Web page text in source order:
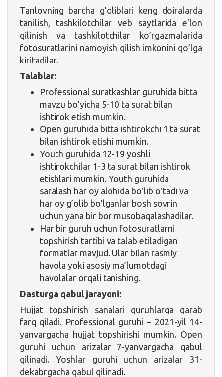
Tanlovning barcha g’oliblari keng doiralarda
tanilish, tashkilotchilar veb saytlarida e’lon
qilinish va tashkilotchilar ko’rgazmalarida
fotosuratlarini namoyish qilish imkonini qo’lga
kiritadilar.
Talablar:
Professional suratkashlar guruhida bitta
mavzu bo’yicha 5-10 ta surat bilan
ishtirok etish mumkin.
Open guruhida bitta ishtirokchi 1 ta surat
bilan ishtirok etishi mumkin.
Youth guruhida 12-19 yoshli
ishtirokchilar 1-3 ta surat bilan ishtirok
etishlari mumkin. Youth guruhida
saralash har oy alohida bo’lib o’tadi va
har oy g’olib bo’lganlar bosh sovrin
uchun yana bir bor musobaqalashadilar.
Har bir guruh uchun fotosuratlarni
topshirish tartibi va talab etiladigan
formatlar mavjud. Ular bilan rasmiy
havola yoki asosiy ma’lumotdagi
havolalar orqali tanishing.
Dasturga qabul jarayoni:
Hujjat topshirish sanalari guruhlarga qarab
farq qiladi. Professional guruhi – 2021-yil 14-
yanvargacha hujjat topshirishi mumkin. Open
guruhi uchun arizalar 7-yanvargacha qabul
qilinadi. Yoshlar guruhi uchun arizalar 31-
dekabrgacha qabul qilinadi.